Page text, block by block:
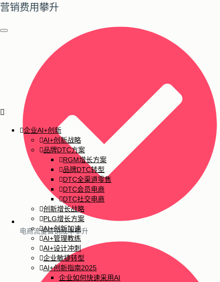
企业AI+创新
AI+创新战略
品牌DTC方案
RGM增长方案
品牌DTC转型
DTC全渠道零售
DTC会员电商
DTC社交电商
创新增长战略
PLG增长方案
AI+创新加速
AI+管理教练
AI+设计冲刺
企业敏捷转型
AI+创新指南2025
企业如何快速采用AI
营销费用攀升
电商流量营销成本攀升